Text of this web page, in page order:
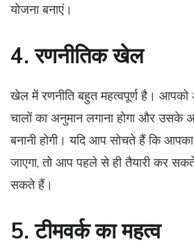
योजना बनाएं।
4. रणनीतिक खेल
खेल में रणनीति बहुत महत्वपूर्ण है। आपको
चालों का अनुमान लगाना होगा और उसके
बनानी होगी। यदि आप सोचते हैं कि आपका
जाएगा, तो आप पहले से ही तैयारी कर
सकते हैं।
5. टीमवर्क का महत्व